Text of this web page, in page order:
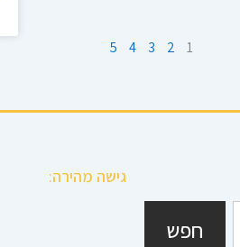
1
2
3
4
5
חפש
גישה מהירה: